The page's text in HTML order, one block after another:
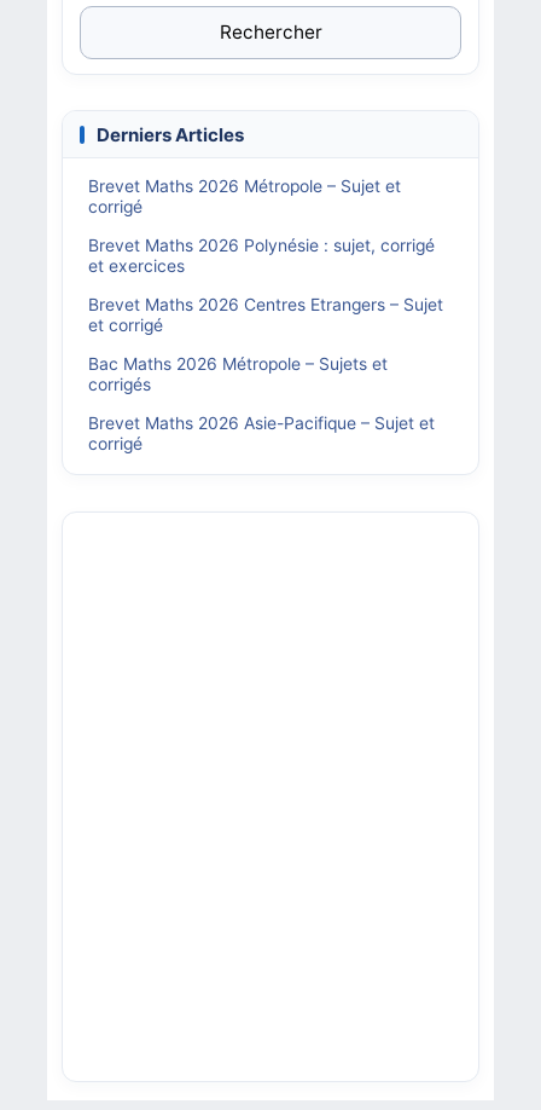
Rechercher
Derniers Articles
Brevet Maths 2026 Métropole – Sujet et
corrigé
Brevet Maths 2026 Polynésie : sujet, corrigé
et exercices
Brevet Maths 2026 Centres Etrangers – Sujet
et corrigé
Bac Maths 2026 Métropole – Sujets et
corrigés
Brevet Maths 2026 Asie-Pacifique – Sujet et
corrigé